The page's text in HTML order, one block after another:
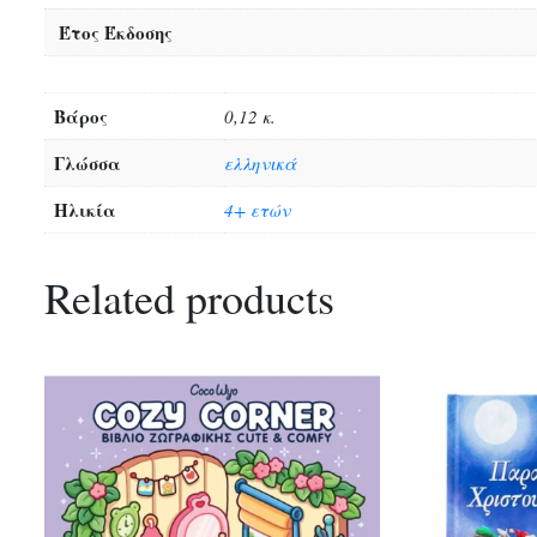
Έτος Έκδοσης
Βάρος 0,12 κ.
Γλώσσα ελληνικά
Ηλικία 4+ ετών
Related products